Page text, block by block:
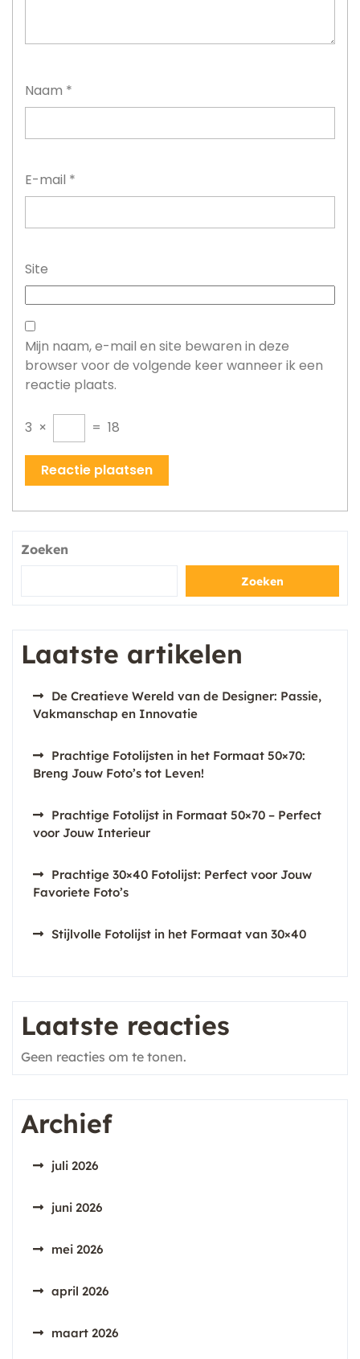
Naam *
E-mail *
Site
Mijn naam, e-mail en site bewaren in deze
browser voor de volgende keer wanneer ik een
reactie plaats.
3 × = 18
Zoeken
Zoeken
Laatste artikelen
De Creatieve Wereld van de Designer: Passie,
Vakmanschap en Innovatie
Prachtige Fotolijsten in het Formaat 50×70:
Breng Jouw Foto’s tot Leven!
Prachtige Fotolijst in Formaat 50×70 – Perfect
voor Jouw Interieur
Prachtige 30×40 Fotolijst: Perfect voor Jouw
Favoriete Foto’s
Stijlvolle Fotolijst in het Formaat van 30×40
Laatste reacties
Geen reacties om te tonen.
Archief
juli 2026
juni 2026
mei 2026
april 2026
maart 2026